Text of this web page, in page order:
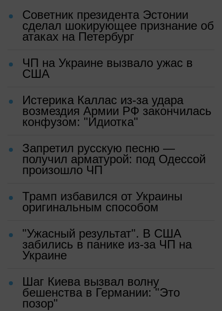
Советник президента Эстонии
сделал шокирующее признание об
атаках на Петербург
ЧП на Украине вызвало ужас в
США
Истерика Каллас из-за удара
возмездия Армии РФ закончилась
конфузом: "Идиотка"
Запретил русскую песню —
получил арматурой: под Одессой
произошло ЧП
Трамп избавился от Украины
оригинальным способом
"Ужасный результат". В США
забились в панике из-за ЧП на
Украине
Шаг Киева вызвал волну
бешенства в Германии: "Это
позор"